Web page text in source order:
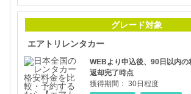
グレード対象
エアトリレンタカー
WEBより申込後、90日以内の
返却完了時点
獲得期間： 30日程度